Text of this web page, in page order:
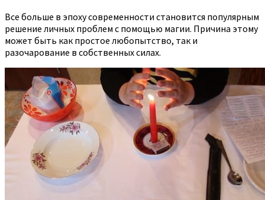
Все больше в эпоху современности становится популярным
решение личных проблем с помощью магии. Причина этому
может быть как простое любопытство, так и
разочарование в собственных силах.